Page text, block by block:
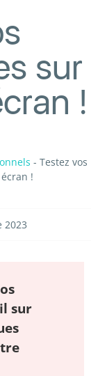
sur
!
- Testez vos
!
2023
sur